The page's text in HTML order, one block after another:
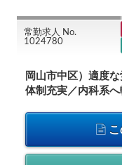
常勤求人 No.
1024780
岡山市中区）適度
体制充実／内科系